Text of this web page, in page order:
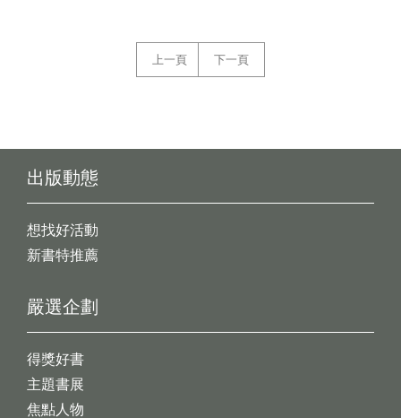
上一頁 下一頁
出版動態
想找好活動
新書特推薦
嚴選企劃
得獎好書
主題書展
焦點人物